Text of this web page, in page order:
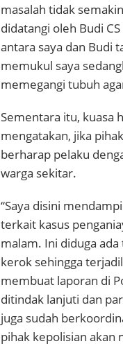
masalah tidak
didatangi oleh Budi
antara saya dan Budi
memukul saya
memegangi tubuh
Sementara itu, kuasa
mengatakan, jika
berharap pelaku
warga sekitar.
“Saya disini
terkait kasus
malam. Ini diduga
kerok sehingga
membuat laporan di
ditindak lanjuti dan
juga sudah
pihak kepolisian akan